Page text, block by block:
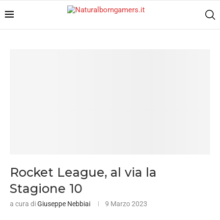
Rocket League, al via la
Stagione 10
a cura diGiuseppe Nebbiai 9 Marzo 2023